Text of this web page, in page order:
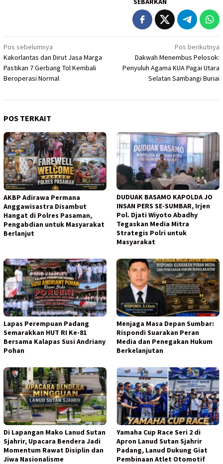
Navigasi
pos
Pos sebelumnya
Kakorlantas dan Dirut Jasa Marga
Pastikan 7 Gerbang Tol Kembali
Beroperasi Normal
Pos berikutnya
Dakwah Menembus Pelosok:
Penyuluh Agama KUA Pagai Utara
Selatan Sambangi Buriai
POS TERKAIT
AKBP Adirawa Permana
Anggawisastra Disambut
Hangat di Polres Pasaman,
Pengabdian untuk Masyarakat
Berlanjut
DUDUAK BASAMO KAPOLDA JO
INSAN PERS SE-SUMBAR, Irjen
Pol. Djati Wiyoto Abadhy
Tegaskan Media Mitra
Strategis Polri untuk
Masyarakat
Lapas Perempuan Padang
Semarakkan HUT RI Ke-81
Bersama Kalapas Susi Andriany
Pohan
Menjaga Masa Depan Sumbar:
Rispondi Suarakan Peran
Media dan Penegakan Hukum
Berkelanjutan
Di Lapangan Mako Lanud Sutan
Sjahrir, Upacara Bendera Jadi
Momentum Rawat Disiplin dan
Jiwa Nasionalisme
Yamaha Cup Race Seri 2 di
Apron Lanud Sutan Sjahrir
Padang, Lanud Dukung Giat
Pembinaan Atlet Otomotif